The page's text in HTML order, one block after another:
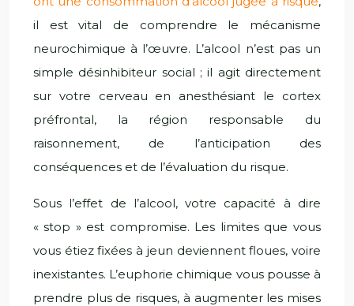
il est vital de comprendre le mécanisme
neurochimique à l’œuvre. L’alcool n’est pas un
simple désinhibiteur social ; il agit directement
sur votre cerveau en anesthésiant le cortex
préfrontal, la région responsable du
raisonnement, de l’anticipation des
conséquences et de l’évaluation du risque.
Sous l’effet de l’alcool, votre capacité à dire
« stop » est compromise. Les limites que vous
vous étiez fixées à jeun deviennent floues, voire
inexistantes. L’euphorie chimique vous pousse à
prendre plus de risques, à augmenter les mises